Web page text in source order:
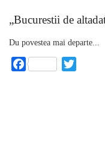
„Bucurestii de
Du povestea mai departe...
Facebook